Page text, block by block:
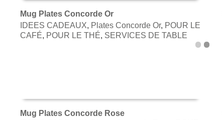
AJOUTER AU PANIER
Mug Plates Concorde Or
IDEES CADEAUX, Plates Concorde Or, POUR LE
CAFÉ, POUR LE THÉ, SERVICES DE TABLE
Mug Plates Concorde Rose